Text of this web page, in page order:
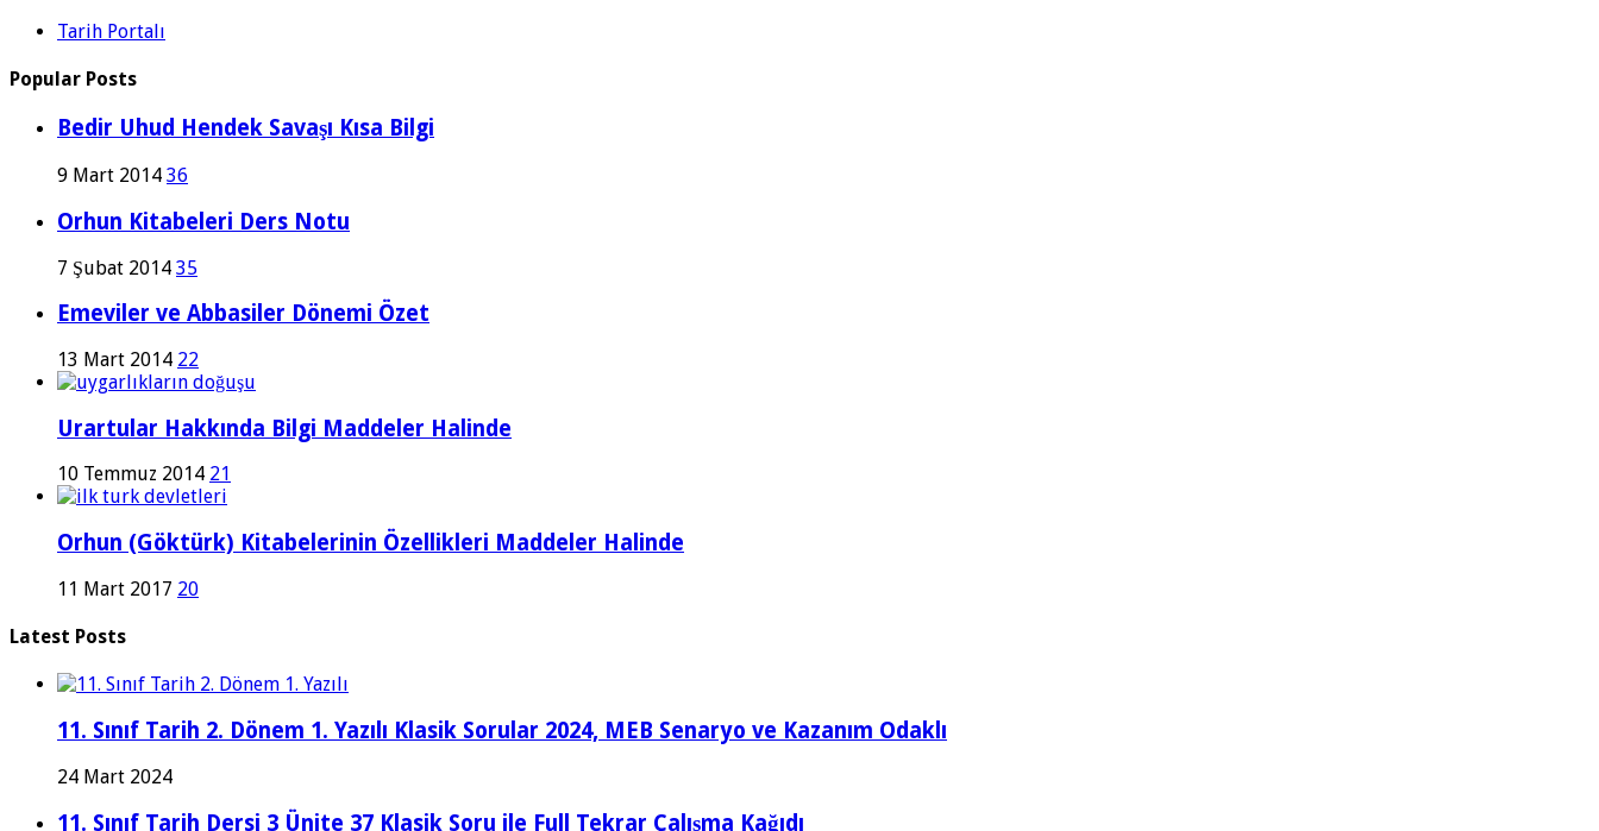
Tarih Portalı
Popular Posts
Bedir Uhud Hendek Savaşı Kısa Bilgi
9 Mart 2014 36
Orhun Kitabeleri Ders Notu
7 Şubat 2014 35
Emeviler ve Abbasiler Dönemi Özet
13 Mart 2014 22
Urartular Hakkında Bilgi Maddeler Halinde
10 Temmuz 2014 21
Orhun (Göktürk) Kitabelerinin Özellikleri Maddeler Halinde
11 Mart 2017 20
Latest Posts
11. Sınıf Tarih 2. Dönem 1. Yazılı Klasik Sorular 2024, MEB Senaryo ve Kazanım Odaklı
24 Mart 2024
11. Sınıf Tarih Dersi 3 Ünite 37 Klasik Soru ile Full Tekrar Çalışma Kağıdı